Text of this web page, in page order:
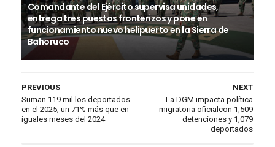
Comandante del Ejército supervisa unidades,
entrega tres puestos fronterizos y pone en
funcionamiento nuevo helipuerto en la Sierra de
Bahoruco
NEXT
La DGM impacta política
migratoria oficialcon 1,509
detenciones y 1,079
deportados
PREVIOUS
Suman 119 mil los deportados
en el 2025; un 71% más que en
iguales meses del 2024